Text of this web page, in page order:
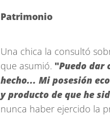
Patrimonio
Una chica la consultó
que asumió. "Puedo dar
hecho... Mi posesión
y producto de que he
nunca haber ejercido la